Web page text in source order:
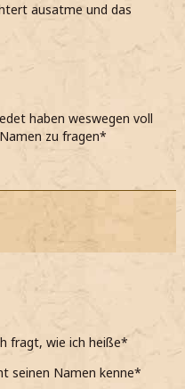
ausatme und das
haben weswegen voll
zu fragen*
fragt, wie ich heiße*
seinen Namen kenne*